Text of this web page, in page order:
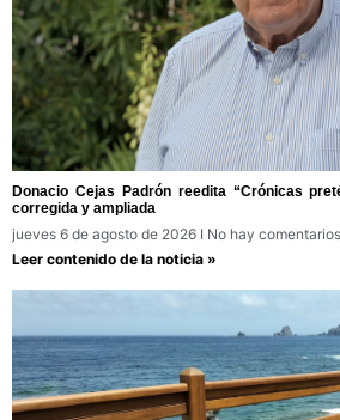
Donacio Cejas Padrón reedita “Crónicas
corregida y ampliada
jueves 6 de agosto de 2026
No hay comentarios
Leer contenido de la noticia »